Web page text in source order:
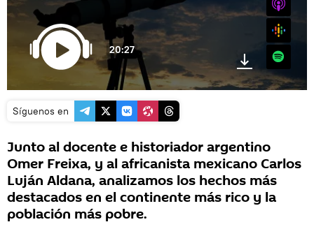
20:27 Spotify
Síguenos en
Junto al docente e historiador argentino
Omer Freixa, y al africanista mexicano Carlos
Luján Aldana, analizamos los hechos más
destacados en el continente más rico y la
población más pobre.